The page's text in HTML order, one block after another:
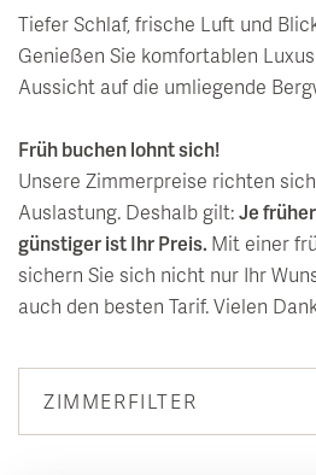
Wissenswertes
Seminar & Team Offsites
Saunalandschaft
Alpen Soledom
Leberfasten nach Dr. Worm
uvida Stoffwechselanalyse
Aktivprogramm & Fitness
Day Spa
Restaurant & Kulinarik
GenussArt Abendmenü
BarBarossa
Wein & Winzer Dinner
Feiern im Klosterhof
entdecken
Natur & Erlebnis
Sommerfrische
Winterzauber
Klosterhof Erlebniswoche
Ausflugsziele
Golf
Kunst & Kultur
Veranstaltungskalender
Klosterhof Schubertiade
Inspiration Kunst
Tiefer Schlaf, frische Luft und
Genießen Sie komfortablen
Aussicht auf die umliegende
Früh buchen lohnt sich!
Unsere Zimmerpreise richten
Auslastung. Deshalb gilt: Je
günstiger ist Ihr Preis. Mit einer
sichern Sie sich nicht nur Ihr
auch den besten Tarif. Vielen
ZIMMERFILTER